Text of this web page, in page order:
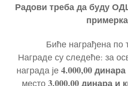
Радови треба да буду
примерка
Биће награђена по
Награде су следеће: за
награда је 4.000,00
место 3.000,00динара и